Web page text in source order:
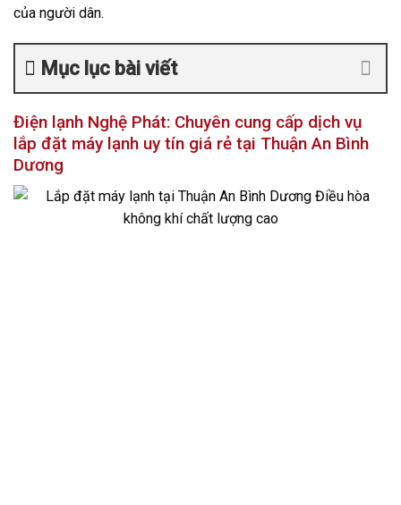
của người dân.
Mục lục bài viết
Điện lạnh Nghệ Phát: Chuyên cung cấp dịch vụ
lắp đặt máy lạnh uy tín giá rẻ tại Thuận An Bình
Dương